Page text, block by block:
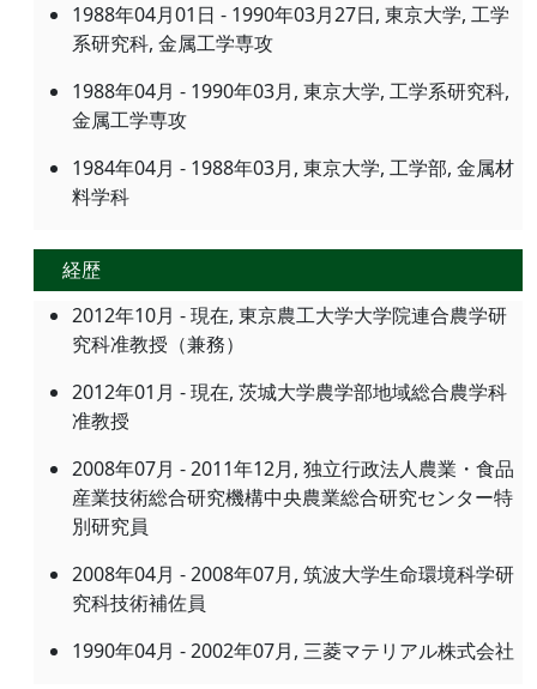
1988年04月01日 - 1990年03月27日, 東京大学, 工学
系研究科, 金属工学専攻
1988年04月 - 1990年03月, 東京大学, 工学系研究科,
金属工学専攻
1984年04月 - 1988年03月, 東京大学, 工学部, 金属材
料学科
経歴
2012年10月 - 現在, 東京農工大学大学院連合農学研
究科准教授（兼務）
2012年01月 - 現在, 茨城大学農学部地域総合農学科
准教授
2008年07月 - 2011年12月, 独立行政法人農業・食品
産業技術総合研究機構中央農業総合研究センター特
別研究員
2008年04月 - 2008年07月, 筑波大学生命環境科学研
究科技術補佐員
1990年04月 - 2002年07月, 三菱マテリアル株式会社